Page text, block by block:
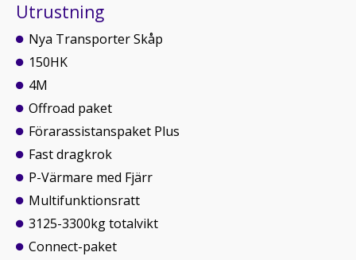
Utrustning
Nya Transporter Skåp
150HK
4M
Offroad paket
Förarassistanspaket Plus
Fast dragkrok
P-Värmare med Fjärr
Multifunktionsratt
3125-3300kg totalvikt
Connect-paket